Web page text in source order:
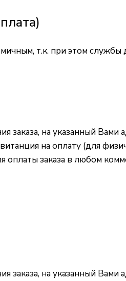
т.к. при этом
заказа, на указанный Вами
на оплату (для
оплаты заказа в любом
заказа, на указанный Вами